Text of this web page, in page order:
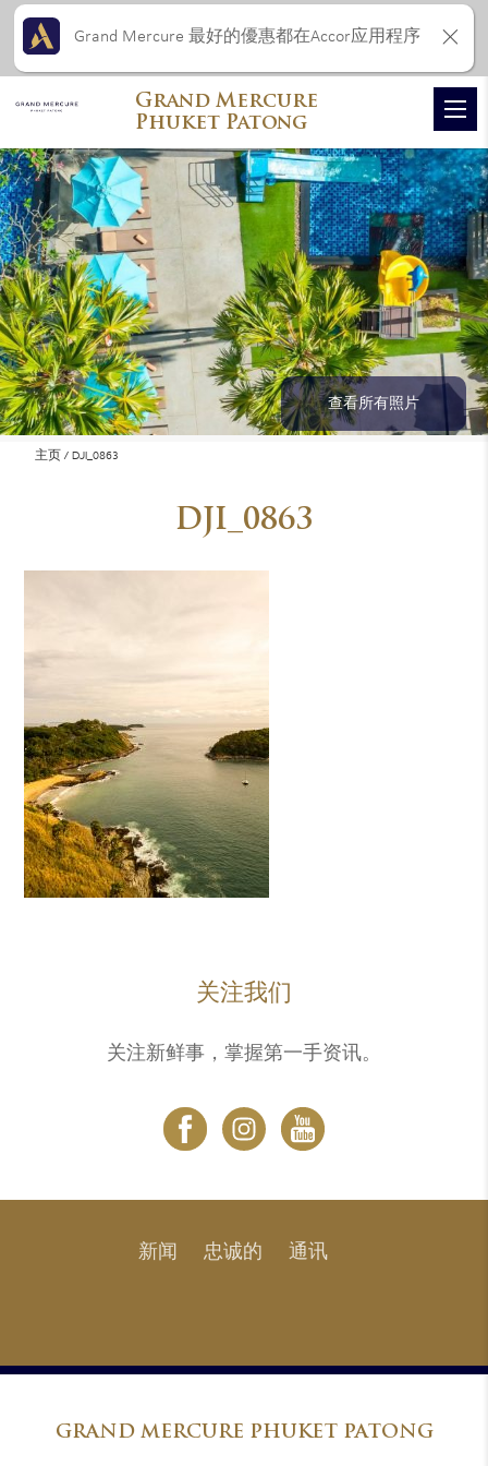
查看所有照片
主页 DJI_0863
DJI_0863
关注我们
关注新鲜事，掌握第一手资讯。
新闻 忠诚的 通讯
GRANDMERCURE PHUKET PATONG
Grand Mercure
Phuket Patong
Grand Mercure 最好的優惠都在Accor应用程序